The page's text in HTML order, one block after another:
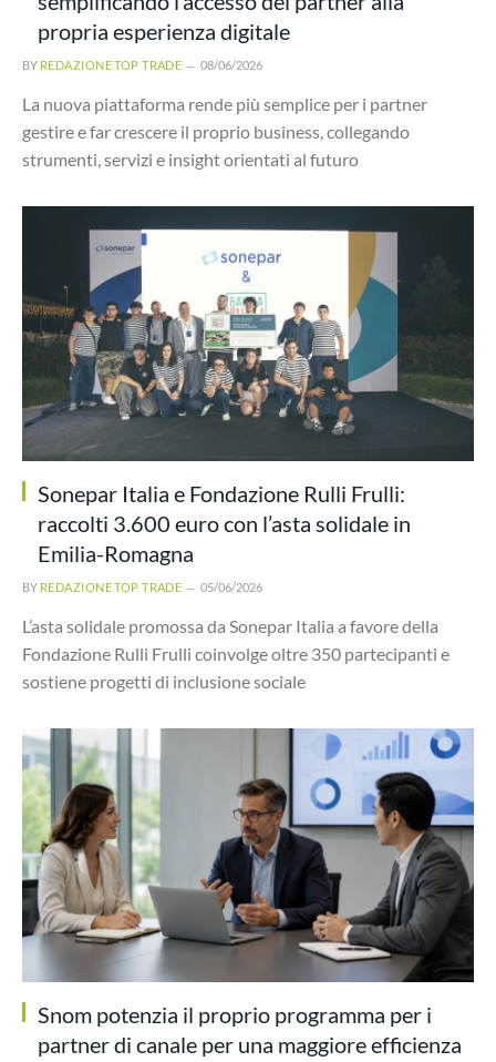
propria esperienza digitale
BY REDAZIONE TOP TRADE 08/06/2026
La nuova piattaforma rende più semplice per i partner
gestire e far crescere il proprio business, collegando
strumenti, servizi e insight orientati al futuro
Sonepar Italia e Fondazione Rulli Frulli:
raccolti 3.600 euro con l’asta solidale in
Emilia-Romagna
BY REDAZIONE TOP TRADE 05/06/2026
L’asta solidale promossa da Sonepar Italia a favore della
Fondazione Rulli Frulli coinvolge oltre 350 partecipanti e
sostiene progetti di inclusione sociale
Snom potenzia il proprio programma per i
partner di canale per una maggiore efficienza